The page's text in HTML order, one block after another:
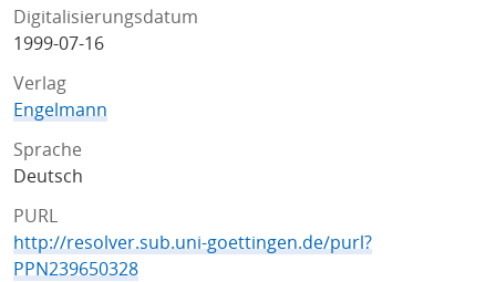
Digitalisierungsdatum
1999-07-16
Verlag
Engelmann
Sprache
Deutsch
PURL
http://resolver.sub.uni-goettingen.de/purl?
PPN239650328